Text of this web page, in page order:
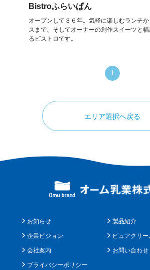
Bistroふらいぱん
オープンして３６年。気軽に楽しむランチ
スまで、そしてオーナーの創作スイーツと
るビストロです。
1
エリア選択へ戻る
お知らせ
企業ビジョン
会社案内
プライバシーポリシー
製品紹介
ピュアクリ
お問い合わせ